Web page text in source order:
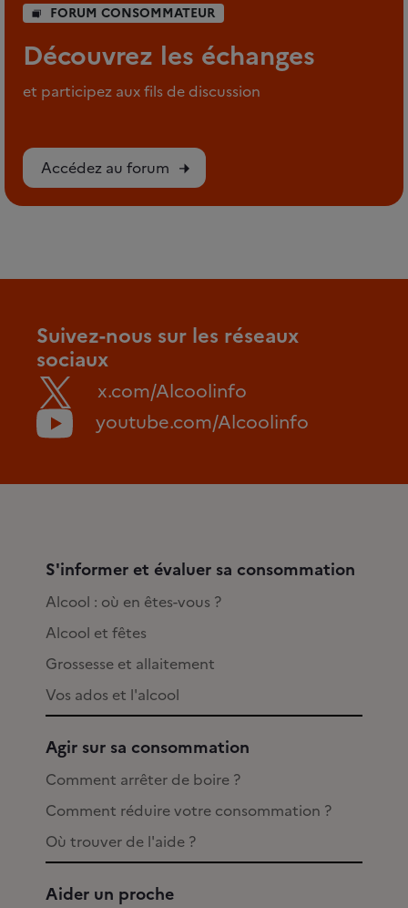
FORUM CONSOMMATEUR
Découvrez les échanges
et participez aux fils de discussion
Accédez au forum
Suivez-nous sur les réseaux
sociaux
x.com/Alcoolinfo
youtube.com/Alcoolinfo
S'informer et évaluer sa consommation
Alcool : où en êtes-vous ?
Alcool et fêtes
Grossesse et allaitement
Vos ados et l'alcool
Agir sur sa consommation
Comment arrêter de boire ?
Comment réduire votre consommation ?
Où trouver de l'aide ?
Aider un proche